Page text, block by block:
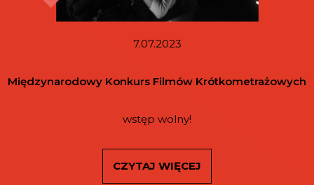
7.07.2023
Międzynarodowy Konkurs Filmów Krótkometrażowych
wstęp wolny!
CZYTAJ WIĘCEJ